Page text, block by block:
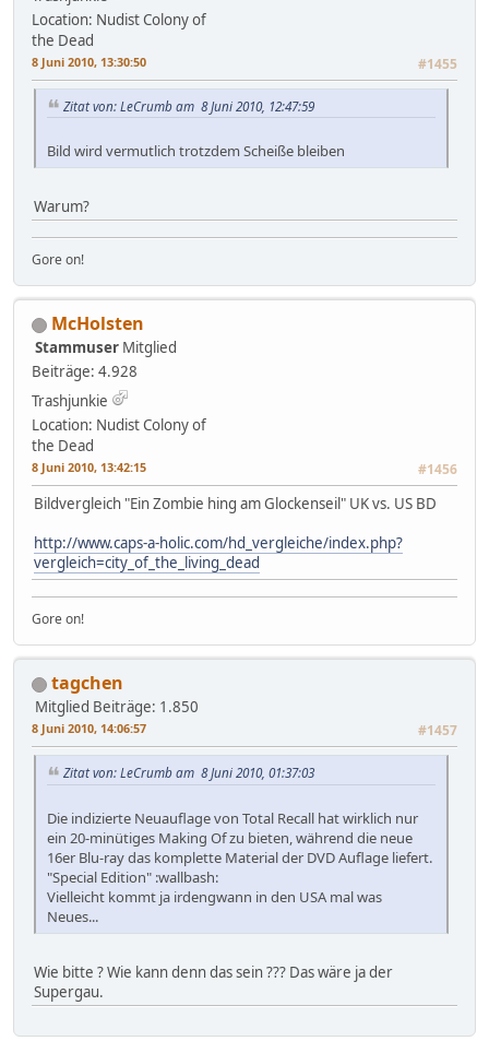
Location: Nudist Colony of
the Dead
8 Juni 2010, 13:30:50 #1455
Zitat von: LeCrumb am 8 Juni 2010, 12:47:59
Bild wird vermutlich trotzdem Scheiße bleiben
Warum?
Gore on!
McHolsten
Stammuser Mitglied
Beiträge: 4.928
Trashjunkie
Location: Nudist Colony of
the Dead
8 Juni 2010, 13:42:15 #1456
Bildvergleich "Ein Zombie hing am Glockenseil" UK vs. US BD
http://www.caps-a-holic.com/hd_vergleiche/index.php?
vergleich=city_of_the_living_dead
Gore on!
tagchen
Mitglied Beiträge: 1.850
8 Juni 2010, 14:06:57 #1457
Zitat von: LeCrumb am 8 Juni 2010, 01:37:03
Die indizierte Neuauflage von Total Recall hat wirklich nur
ein 20-minütiges Making Of zu bieten, während die neue
16er Blu-ray das komplette Material der DVD Auflage liefert.
"Special Edition" :wallbash:
Vielleicht kommt ja irdengwann in den USA mal was
Neues...
Wie bitte ? Wie kann denn das sein ??? Das wäre ja der
Supergau.